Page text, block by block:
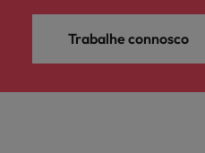
Trabalhe connosco